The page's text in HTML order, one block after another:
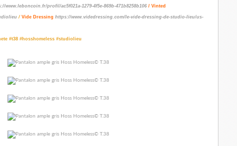
www.leboncoin.fr/profil/ac5f021a-1279-4f5e-869b-471b8258b106 / Vinted
/ Vide Dressing https://www.videdressing.com/le-vide-dressing-de-studio-lieu/us-
#t38 #hosshomeless #studiolieu